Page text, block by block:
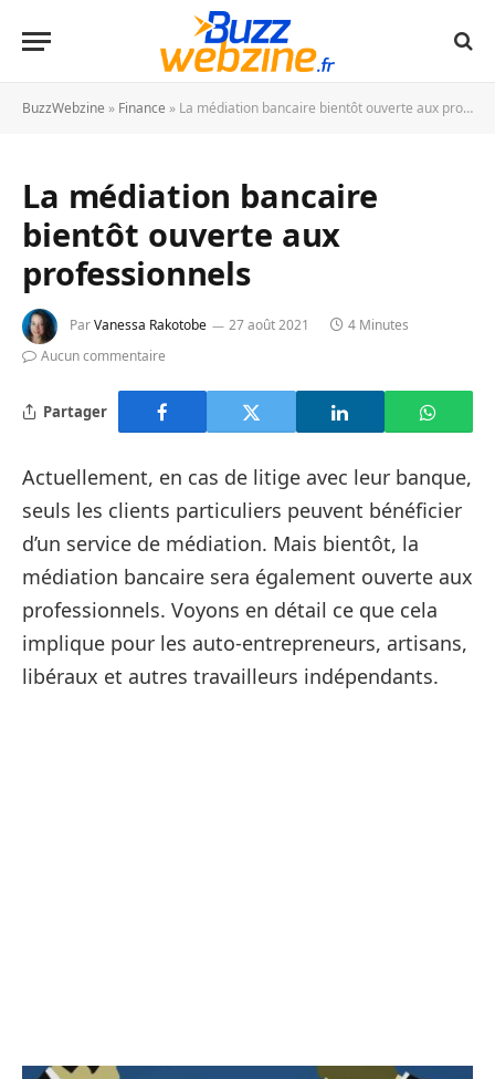
BuzzWebzine » Finance » La médiation bancaire bientôt ouverte aux professionnels
La médiation bancaire
bientôt ouverte aux
professionnels
ParVanessa Rakotobe 27 août 2021
4 Minutes
Aucun commentaire
Partager
Actuellement, en cas de litige avec leur banque,
seuls les clients particuliers peuvent bénéficier
d’un service de médiation. Mais bientôt, la
médiation bancaire sera également ouverte aux
professionnels. Voyons en détail ce que cela
implique pour les auto-entrepreneurs, artisans,
libéraux et autres travailleurs indépendants.